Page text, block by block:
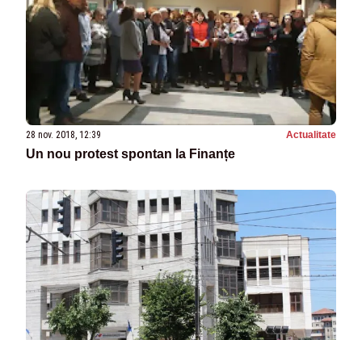
28 nov. 2018, 12:39 Actualitate
Un nou protest spontan la Finanțe